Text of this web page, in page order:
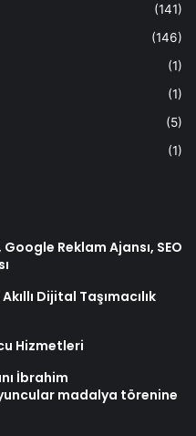
(141)
(146)
(1)
(1)
(5)
(1)
Reklam Ajansı, SEO
Dijital Taşımacılık
Hizmetleri
İbrahim
madalya törenine